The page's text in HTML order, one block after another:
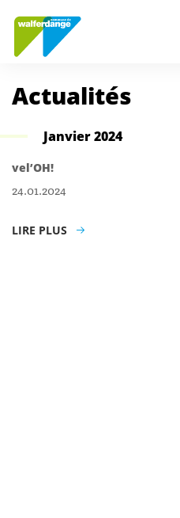
Actualités
Janvier 2024
vel’OH!
24.01.2024
LIRE PLUS